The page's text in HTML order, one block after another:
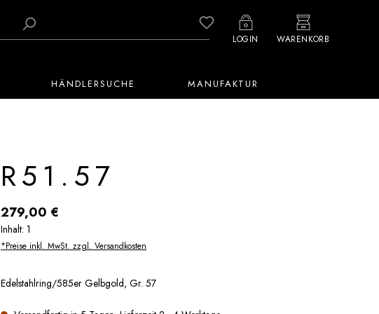
Du hast 0 Produkte auf dem
LOGIN WARENKORB
HÄNDLERSUCHE MANUFAKTUR
R51.57
Regulärer Preis:
279,00 €
Inhalt: 1
*Preise inkl. MwSt. zzgl. Versandkosten
Edelstahlring/585er Gelbgold, Gr. 57